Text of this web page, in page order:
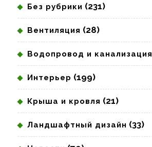
Без рубрики (231)
Вентиляция (28)
Водопровод и канализация
Интерьер (199)
Крыша и кровля (21)
Ландшафтный дизайн (33)